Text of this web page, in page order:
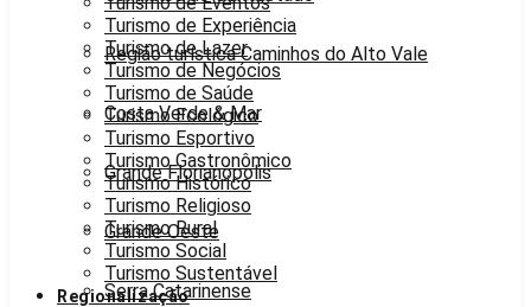
Região turística Caminhos do Alto Vale
Costa Verde & Mar
Grande Florianópolis
Grande Oeste
Serra Catarinense
Turismo de Experiência
Turismo de Lazer
Turismo de Negócios
Turismo de Saúde
Turismo Ecológico
Turismo Esportivo
Turismo Gastronômico
Turismo Histórico
Turismo Religioso
Turismo Rural
Turismo Social
Turismo Sustentável
Regionalização